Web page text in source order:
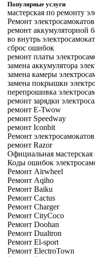
Популярные услуги
мастерская по ремонту
Ремонт
ремонт аккумуляторной
во внутрь
сброс ошибок
ремонт платы
замена аккумулятора
замена камеры
замена покрышки
перепрошивка
ремонт зарядки
ремонт E-Twow
ремонт Speedway
ремонт Iconbit
Ремонт
ремонт Razor
Официальная
Коды ошибок
Ремонт Airwheel
Ремонт Aqiho
Ремонт Baiku
Ремонт Cactus
Ремонт Charger
Ремонт CityCoco
Ремонт Doohan
Ремонт Dualtron
Ремонт El-sport
Ремонт ElectroTown